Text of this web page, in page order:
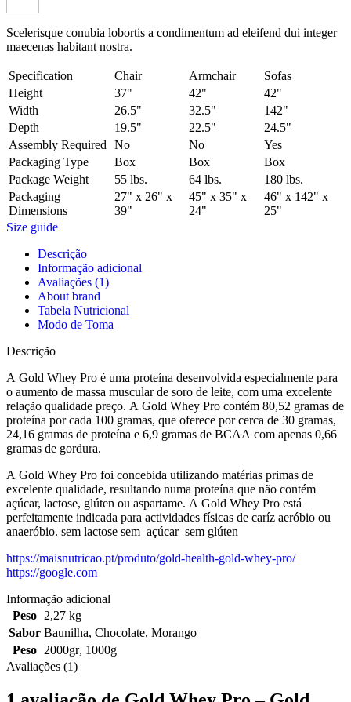
Scelerisque conubia lobortis a condimentum ad eleifend dui integer
maecenas habitant nostra.
Specification Chair Armchair
Sofas
Height
37" 42"
42"
Width
26.5" 32.5"
142"
Depth
19.5" 22.5"
24.5"
Assembly Required
No No
Yes
Packaging Type
Box Box
Box
Package Weight
55 lbs. 64 lbs.
180 lbs.
Packaging
Dimensions
27" x 26" x
39"
45" x 35" x
24"
46" x 142" x
25"
Size guide
Descrição
Informação adicional
Avaliações (1)
About brand
Tabela Nutricional
Modo de Toma
Descrição
A Gold Whey Pro é uma proteína desenvolvida especialmente para
o aumento de massa muscular de soro de leite, com uma excelente
relação qualidade preço. A Gold Whey Pro contém 80,52 gramas de
proteína por cada 100 gramas, que oferece por cerca de 30 gramas,
24,16 gramas de proteína e 6,9 gramas de BCAA com apenas 0,66
gramas de gordura.
A Gold Whey Pro foi concebida utilizando matérias primas de
excelente qualidade, resultando numa proteína que não contém
açúcar, lactose, glúten ou aspartame. A Gold Whey Pro está
perfeitamente indicada para actividades físicas de caríz aeróbio ou
anaeróbio. sem lactose sem açúcar sem glúten
https://maisnutricao.pt/produto/gold-health-gold-whey-pro/
https://google.com
Informação adicional
Peso 2,27 kg
Sabor Baunilha, Chocolate, Morango
Peso 2000gr, 1000g
Avaliações (1)